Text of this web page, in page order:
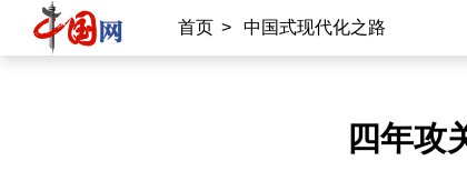
首页 > 中国式现代化之路
四年攻